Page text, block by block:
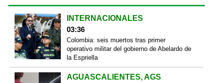
INTERNACIONALES
03:36
Colombia: seis muertos tras primer
operativo militar del gobierno de Abelardo de
la Espriella
AGUASCALIENTES, AGS